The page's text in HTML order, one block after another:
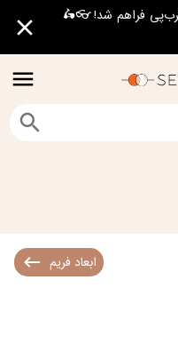
فراهم شد! 👓🛵
ابعاد فریم